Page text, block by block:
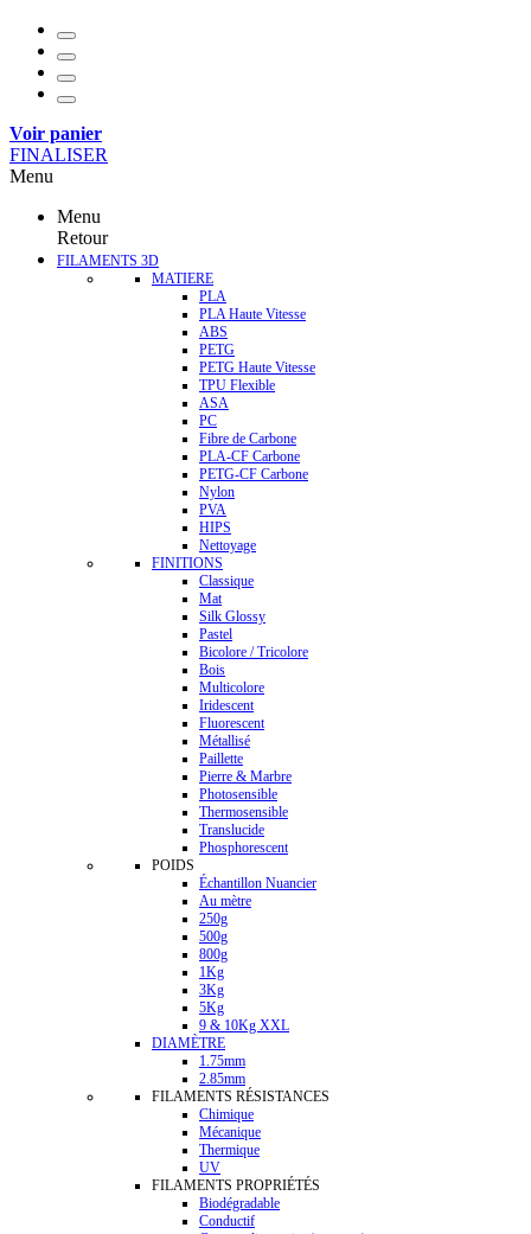
Voir panier
FINALISER
Menu
Menu
Retour
FILAMENTS 3D
MATIERE
PLA
PLA Haute Vitesse
ABS
PETG
PETG Haute Vitesse
TPU Flexible
ASA
PC
Fibre de Carbone
PLA-CF Carbone
PETG-CF Carbone
Nylon
PVA
HIPS
Nettoyage
FINITIONS
Classique
Mat
Silk Glossy
Pastel
Bicolore / Tricolore
Bois
Multicolore
Iridescent
Fluorescent
Métallisé
Paillette
Pierre & Marbre
Photosensible
Thermosensible
Translucide
Phosphorescent
POIDS
Échantillon Nuancier
Au mètre
250g
500g
800g
1Kg
3Kg
5Kg
9 & 10Kg XXL
DIAMÈTRE
1.75mm
2.85mm
FILAMENTS RÉSISTANCES
Chimique
Mécanique
Thermique
UV
FILAMENTS PROPRIÉTÉS
Biodégradable
Conductif